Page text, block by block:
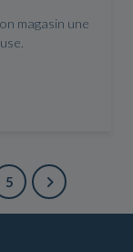
magasin une
5